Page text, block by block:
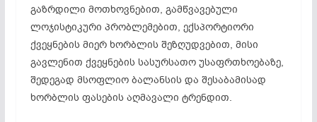
გაზრდილი მოთხოვნებით, გამწვავებული
ლოჯისტიკური პრობლემებით, ექსპორტიორი
ქვეყნების მიერ ხორბლის შეზღუდვებით, მისი
გავლენით ქვეყნების სასურსათო უსაფრთხოებაზე,
შედეგად მსოფლიო ბალანსის და შესაბამისად
ხორბლის ფასების აღმავალი ტრენდით.